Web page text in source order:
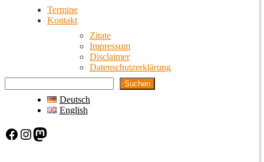
Termine
Kontakt
Zitate
Impressum
Disclaimer
Datenschutzerklärung
Suchen
Deutsch
English
Facebook Instagram Mastodon